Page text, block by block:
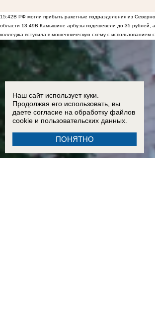
15:42В РФ могли прибыть ракетные подразделения из
области 13:49В Камышине арбузы подешевели до 35 рублей,
колледжа вступила в мошенническую схему с использованием
Наш сайт использует куки.
Продолжая его использовать, вы
даете согласие на обработку файлов
cookie и пользовательских данных.
ПОНЯТНО